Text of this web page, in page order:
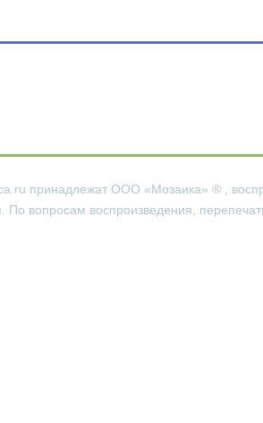
принадлежат ООО «Мозаика» ® ,
вопросам воспроизведения,